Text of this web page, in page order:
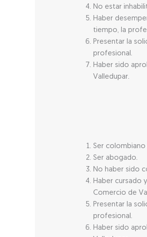
No estar
Haber
tiempo, la
Presentar la
profesional.
Haber sido
Valledupar.
Ser
Ser abogado.
No haber sido
Haber cursado
Comercio de
Presentar la
profesional.
Haber sido